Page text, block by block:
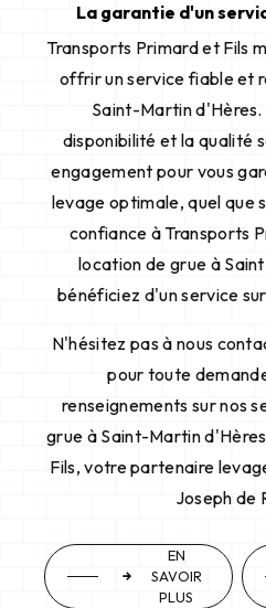
La garantie d'un
Transports Primard et Fils
offrir un service fiable et
Saint-Martin
disponibilité et la qualité
engagement pour vous
levage optimale, quel que
confiance à Transports
location de grue à
bénéficiez d'un service
N'hésitez pas à nous
pour toute
renseignements sur nos
grue à Saint-Martin
Fils, votre partenaire
Joseph de
EN
SAVOIR
PLUS